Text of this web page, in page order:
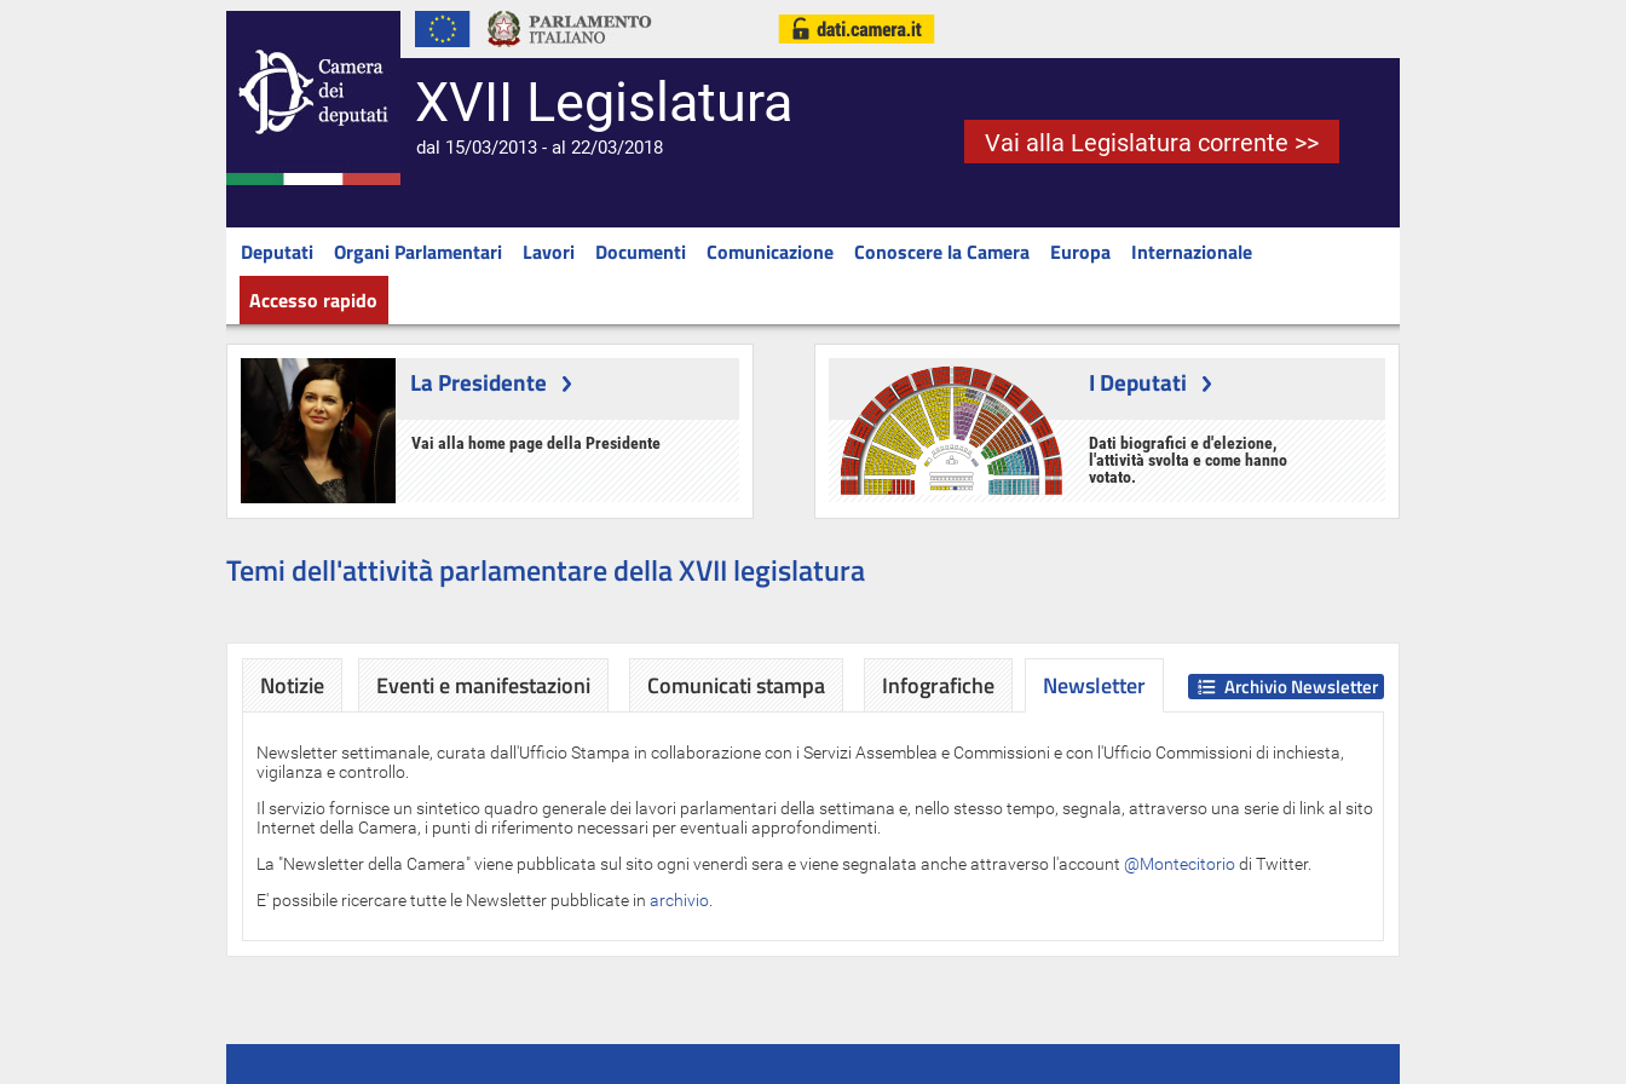
XVII Legislatura
dal 15/03/2013 - al 22/03/2018 Vai alla Legislatura corrente >>
Deputati Organi Parlamentari Lavori Documenti Comunicazione Conoscere la Camera Europa
Internazionale
Accesso rapido
La Presidente
Vai alla home page della Presidente
I Deputati
Dati biografici e d'elezione,
l'attività svolta e come hanno
votato.
Temi dell'attività parlamentare della XVII legislatura
Notizie Eventi e manifestazioni Comunicati stampa Infografiche Newsletter
Newsletter
Newsletter settimanale, curata dall'Ufficio Stampa in collaborazione con i Servizi Assemblea e Commissioni e con l'Ufficio Commissioni di inchiesta,
vigilanza e controllo.
Il servizio fornisce un sintetico quadro generale dei lavori parlamentari della settimana e, nello stesso tempo, segnala, attraverso una serie di link al sito
Internet della Camera, i punti di riferimento necessari per eventuali approfondimenti.
La "Newsletter della Camera" viene pubblicata sul sito ogni venerdì sera e viene segnalata anche attraverso l'account @Montecitoriodi Twitter.
E' possibile ricercare tutte le Newsletter pubblicate in archivio
Archivio Newsletter